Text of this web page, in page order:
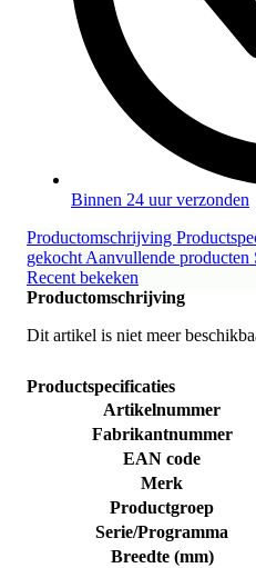
Binnen 24 uur verzonden
Productomschrijving
gekocht Aanvullende producten
Recent bekeken
Productomschrijving
Dit artikel is niet meer
Productspecificaties
Artikelnummer
Fabrikantnummer
EAN code
Merk
Productgroep
Serie/Programma
Breedte (mm)